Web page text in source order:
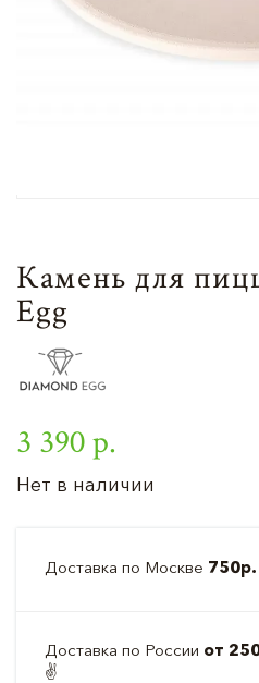
Камень для
Egg
3 390 р.
Нет в наличии
Доставка по Москве 750р.
Доставка по России от
✌️